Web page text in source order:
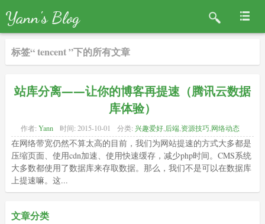
Yann's Blog
标签“ tencent ”下的所有文章
站库分离——让你的博客再提速（腾讯云数据
库体验）
作者: Yann 时间: 2015-10-01 分类: 兴趣爱好, 后端, 资源技巧, 网络动态
在网络带宽仍然不算太高的目前，我们为网站提速的方式大多都是
压缩页面、使用cdn加速、使用快速缓存，减少php时间。CMS系统
大多数都使用了数据库来存取数据。那么，我们不是可以在数据库
上提速嘛。这...
文章分类